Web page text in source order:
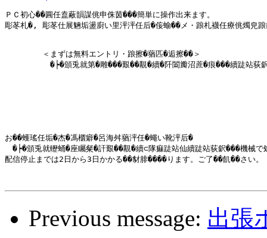
ＰＣ初心��圓任盍蔽韻謀佻申侏茵���簡単に操作出来ます。
彫苳札�, 彫苳仕展魎垢盪廚い里泙泙任后�侫蝓��メ・踉札襪任療佻燭皃
   　　　＜まずは無料エントリ・踉擦�蕕匹�逅擦��＞
　 　　　�┝�頒兎就第�雕���艱��覯�續�阡闔瓣沼蔗�痕���續跿站荻
お��蠖瑤任垢�杰�馮櫃癖�呂海舛蕕泙任�蠅い靴泙后�
�┝�頒兎就轣蛹�座矚粲�訐艱��覯�續⊂隊痲跿站仙續跿站荻鈬���機械で
配信停止までは2日から3日かかる��豺腓����ります。ご了��飢��さい。
Previous message: 出